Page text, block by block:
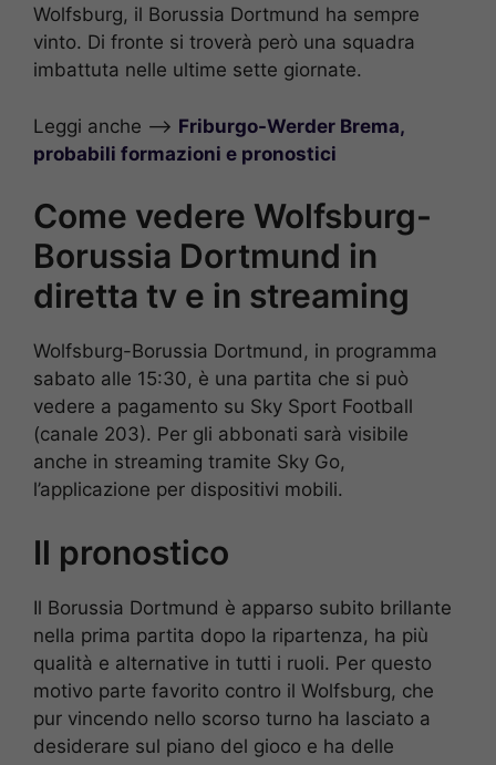
Wolfsburg, il Borussia Dortmund ha sempre
vinto. Di fronte si troverà però una squadra
imbattuta nelle ultime sette giornate.
Leggi anche —> Friburgo-Werder Brema,
probabili formazioni e pronostici
Come vedere Wolfsburg-
Borussia Dortmund in
diretta tv e in streaming
Wolfsburg-Borussia Dortmund, in programma
sabato alle 15:30, è una partita che si può
vedere a pagamento su Sky Sport Football
(canale 203). Per gli abbonati sarà visibile
anche in streaming tramite Sky Go,
l’applicazione per dispositivi mobili.
Il pronostico
Il Borussia Dortmund è apparso subito brillante
nella prima partita dopo la ripartenza, ha più
qualità e alternative in tutti i ruoli. Per questo
motivo parte favorito contro il Wolfsburg, che
pur vincendo nello scorso turno ha lasciato a
desiderare sul piano del gioco e ha delle